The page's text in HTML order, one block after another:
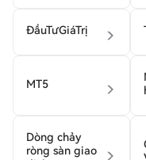
ĐầuTưGiáTrị
MT5
Dòng chảy
ròng sàn giao